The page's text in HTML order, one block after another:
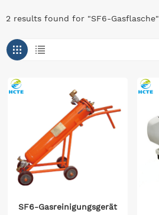
2 results found for "SF6-Gasflasche"
SF6-Gasreinigungsgerät